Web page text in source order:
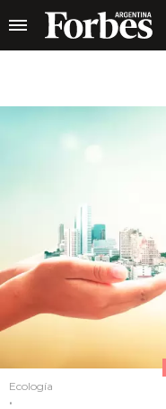
Ecología
.